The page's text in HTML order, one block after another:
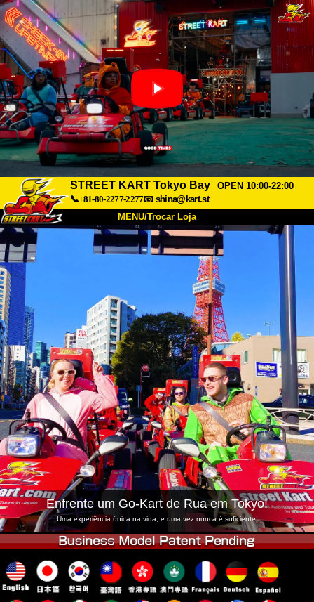
STREET KART Tokyo Bay
OPEN 10:00-22:00
📞+81-80-2277-2277📧 shina@kart.st
MENU/Trocar Loja
INÍCIO
Empresa Reserva
Trocar Loja
Tokyo Shinagawa Tokyo Akihabara#1
Tokyo Akihabara#2 Tokyo Shibuya
Tokyo Shibuya Annex Tokyo Bay
Tokyo Asakusa Osaka
Okinawa
Enfrente um Go-Kart de Rua em Tokyo!
Uma experiência única na vida, e uma vez nunca é suficiente!